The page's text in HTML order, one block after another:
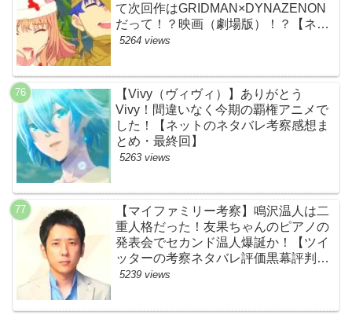
て次回作はGRIDMAN×DYNAZENON
だって！？映画（劇場版）！？【ネッ
トの考察ネタバレ感想まとめ・最終
5264 views
【Vivy（ヴィヴィ）】ありがとう
Vivy！間違いなく今期の覇権アニメで
した！【ネットのネタバレ考察感想ま
とめ・最終回】
5263 views
【マイファミリー考察】鳴沢温人は二
重人格だった！友果ちゃんのピアノの
発表会でセカンド温人爆誕か！【ツイ
ッターの考察ネタバレ評価黒幕評判感
想批判原作犯人キャスト脚本あらすじ
5239 views